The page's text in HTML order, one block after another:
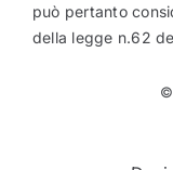
può pertanto
della legge n.62
©